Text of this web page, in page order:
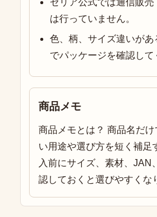
セリア公式では通信販売
は行っていません。
色、柄、サイズ違いが
でパッケージを確認して
商品メモ
商品メモとは？ 商品名だけ
い用途や選び方を短く補足
入前にサイズ、素材、JAN
認しておくと選びやすくな